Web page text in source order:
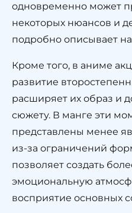
одновременно может
некоторых нюансов и
подробно описывает
Кроме того, в аниме
развитие
расширяет их образ и
сюжету. В манге эти
представлены менее
из-за ограничений
позволяет создать
эмоциональную
восприятие основных